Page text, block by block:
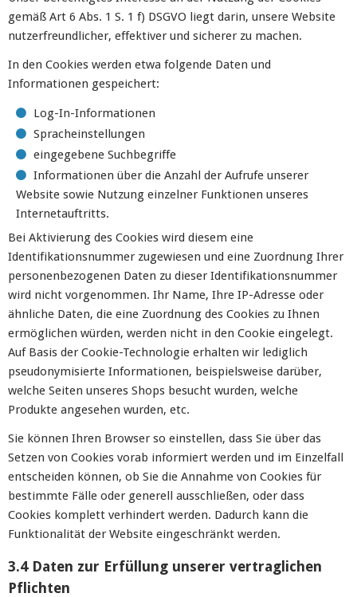
gemäß Art 6 Abs. 1 S. 1 f) DSGVO liegt darin, unsere Website
nutzerfreundlicher, effektiver und sicherer zu machen.
In den Cookies werden etwa folgende Daten und
Informationen gespeichert:
Log-In-Informationen
Spracheinstellungen
eingegebene Suchbegriffe
Informationen über die Anzahl der Aufrufe unserer
Website sowie Nutzung einzelner Funktionen unseres
Internetauftritts.
Bei Aktivierung des Cookies wird diesem eine
Identifikationsnummer zugewiesen und eine Zuordnung Ihrer
personenbezogenen Daten zu dieser Identifikationsnummer
wird nicht vorgenommen. Ihr Name, Ihre IP-Adresse oder
ähnliche Daten, die eine Zuordnung des Cookies zu Ihnen
ermöglichen würden, werden nicht in den Cookie eingelegt.
Auf Basis der Cookie-Technologie erhalten wir lediglich
pseudonymisierte Informationen, beispielsweise darüber,
welche Seiten unseres Shops besucht wurden, welche
Produkte angesehen wurden, etc.
Sie können Ihren Browser so einstellen, dass Sie über das
Setzen von Cookies vorab informiert werden und im Einzelfall
entscheiden können, ob Sie die Annahme von Cookies für
bestimmte Fälle oder generell ausschließen, oder dass
Cookies komplett verhindert werden. Dadurch kann die
Funktionalität der Website eingeschränkt werden.
3.4 Daten zur Erfüllung unserer vertraglichen
Pflichten